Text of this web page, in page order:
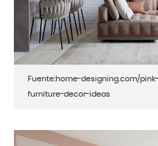
Fuente:home-designing.com/
furniture-decor-ideas